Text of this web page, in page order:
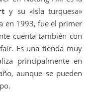
y su «Isla turquesa»
en 1993, fue el primer
cuenta también con
Es una tienda muy
principalmente en
aunque se pueden